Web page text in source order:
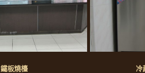
鐵板燒檯 冷藏四門